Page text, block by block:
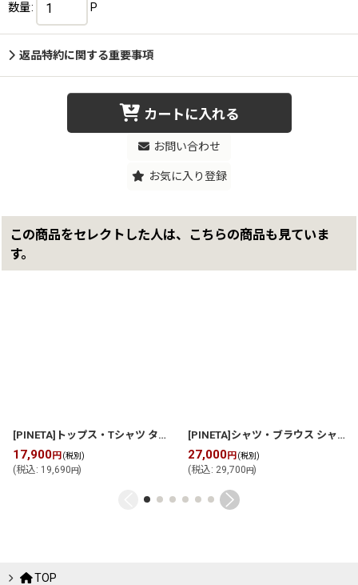
数量: P
返品特約に関する重要事項
カートに入れる
お問い合わせ
お気に入り登録
この商品をセレクトした人は、こちらの商品も見ていま
す。
[PINETA]トップス・Tシャツ タンクトップ付き フレンチプルオーバー
17,900円 (税別)
(税込: 19,690円)
[PINETA]シャツ・ブラウス シャツブラウス
27,000円 (税別)
(税込: 29,700円)
TOP